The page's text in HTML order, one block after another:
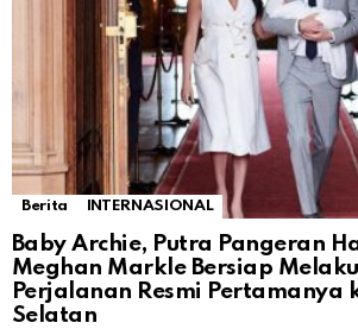
Berita INTERNASIONAL
Baby Archie, Putra Pangeran
Meghan Markle Bersiap
Perjalanan Resmi Pertamanya
Selatan